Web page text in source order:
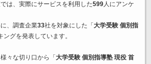
は、実際にサービスを利用した599人にアンケ
、調査企業33社を対象にした「 大学受験 個別指
ングを発表しています。
々な切り口から「 大学受験 個別指導塾 現役 首